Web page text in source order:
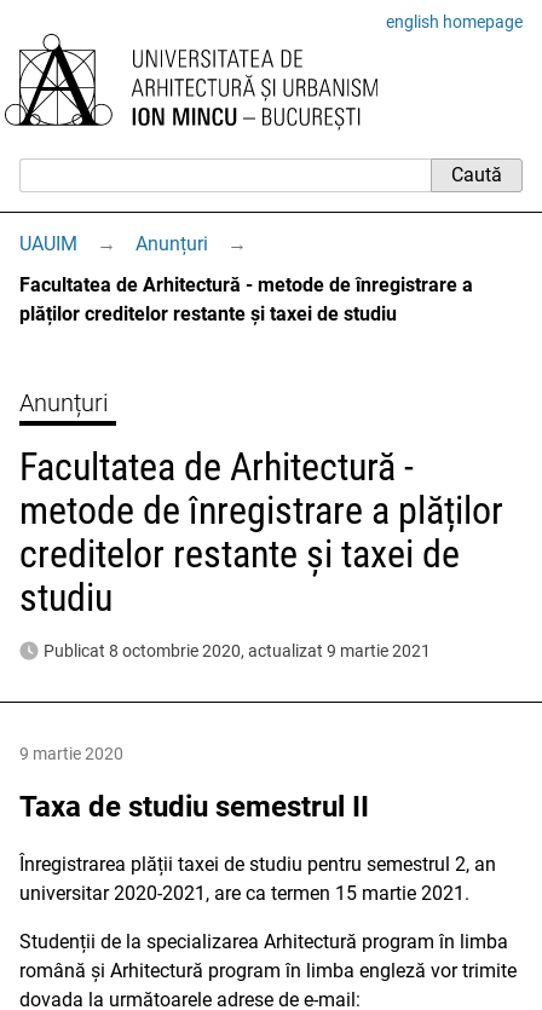
english homepage
UAUIM → Anunțuri
→
Facultatea de Arhitectură - metode de înregistrare a
plăților creditelor restante și taxei de studiu
Anunțuri
Facultatea de Arhitectură -
metode de înregistrare a plăților
creditelor restante și taxei de
studiu
Publicat 8 octombrie 2020, actualizat 9 martie 2021
9 martie 2020
Taxa de studiu semestrul II
Înregistrarea plății taxei de studiu pentru semestrul 2, an
universitar 2020-2021, are ca termen 15 martie 2021.
Studenții de la specializarea Arhitectură program în limba
română și Arhitectură program în limba engleză vor trimite
dovada la următoarele adrese de e-mail: